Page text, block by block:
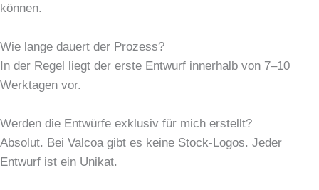
können.
Wie lange dauert der Prozess?
In der Regel liegt der erste Entwurf innerhalb von 7–10
Werktagen vor.
Werden die Entwürfe exklusiv für mich erstellt?
Absolut. Bei Valcoa gibt es keine Stock-Logos. Jeder
Entwurf ist ein Unikat.